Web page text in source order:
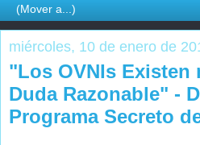
miércoles, 10 de enero de
"Los OVNIs Existen
Duda Razonable" -
Programa Secreto